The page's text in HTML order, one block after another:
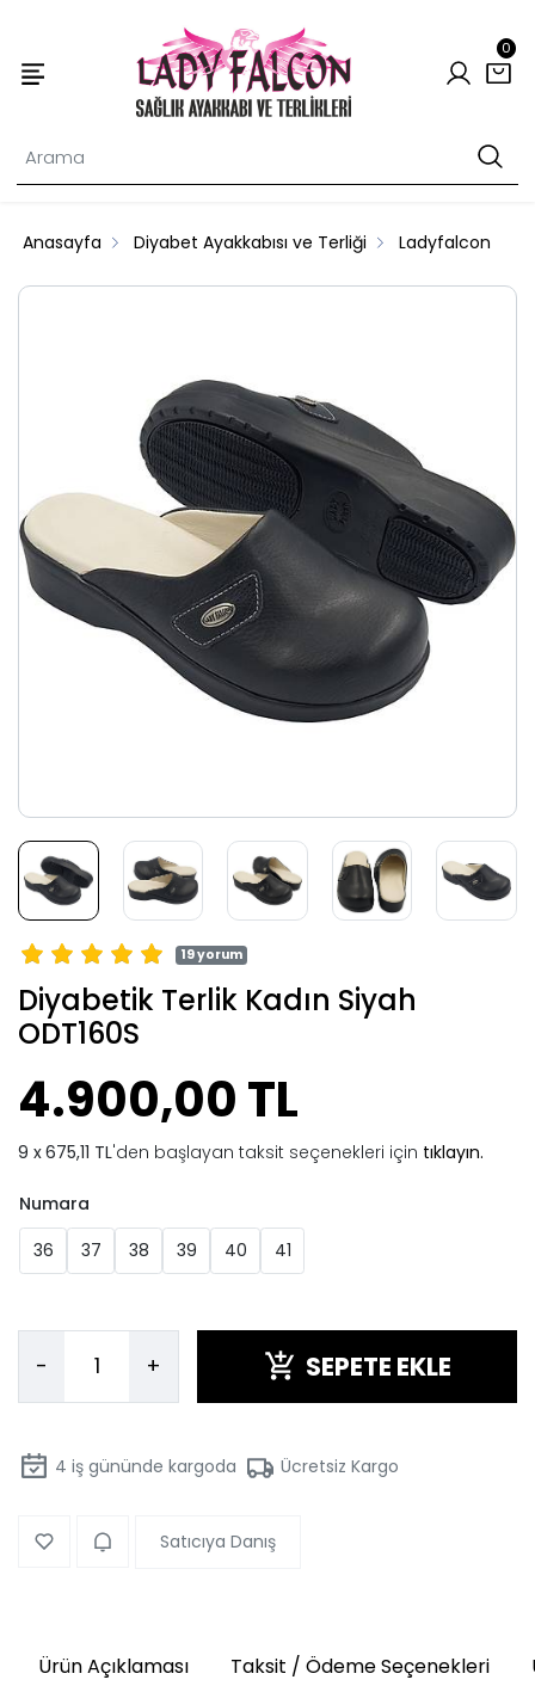
0
Anasayfa Diyabet Ayakkabısı ve Terliği Ladyfalcon
19 yorum
Diyabetik Terlik Kadın Siyah
ODT160S
4.900,00 TL
675,11 TL'den başlayan taksit seçenekleri için tıklayın.
Numara
36
37 38 39 40 41
- + SEPETE EKLE
4 iş gününde kargoda Ücretsiz Kargo
Satıcıya Danış
Ürün Açıklaması Taksit / Ödeme Seçenekleri